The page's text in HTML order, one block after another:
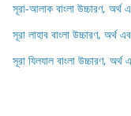
সূরা-আলাক বাংলা উচ্চারণ, অর্থ
সূরা লাহাব‌‌‌ বাংলা উচ্চারণ, অর্থ
সূরা যিলযাল বাংলা উচ্চারণ,